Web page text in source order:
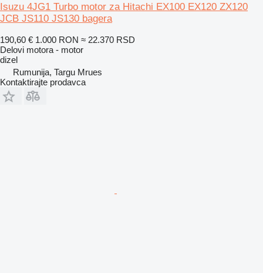
Isuzu 4JG1 Turbo motor za Hitachi EX100 EX120 ZX120
JCB JS110 JS130 bagera
190,60 € 1.000 RON ≈ 22.370 RSD
Delovi motora - motor
dizel
Rumunija, Targu Mrues
Kontaktirajte prodavca